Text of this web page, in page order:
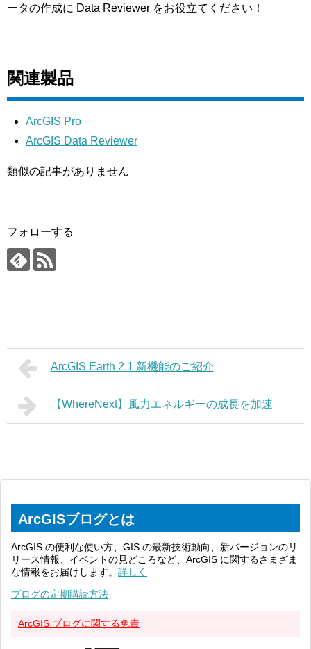
ータの作成に Data Reviewer をお役立てください！
関連製品
ArcGIS Pro
ArcGIS Data Reviewer
類似の記事がありません
フォローする
ArcGIS Earth 2.1 新機能のご紹介
【WhereNext】風力エネルギーの成長を加速
ArcGISブログとは
ArcGIS の便利な使い方、GIS の最新技術動向、新バージョンのリ
リース情報、イベントの見どころなど、ArcGIS に関するさまざま
な情報をお届けします。 詳しく
ブログの定期購読方法
ArcGIS ブログに関する免責